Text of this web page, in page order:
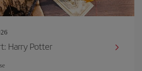
Harry Potter